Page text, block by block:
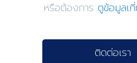
หรือต้องการ ดูข้อมูลเ
ติดต่อเรา